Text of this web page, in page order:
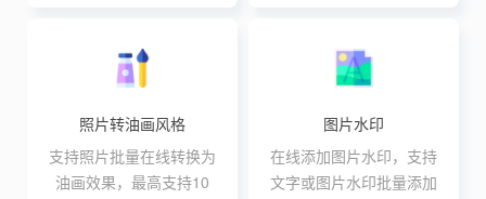
照片转油画风格
支持照片批量在线转换为
油画效果，最高支持10
图片水印
在线添加图片水印，支持
文字或图片水印批量添加